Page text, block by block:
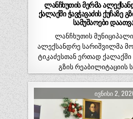
ლანჩხუთის მერმა
ქალაქში ჭავჭავაძის ქუჩაზე
სამუშაოები
ლანჩხუთის
ალექსანდრე სარიშვილმა
ტიკაძესთან ერთად ქალაქში
გზის რეაბილიტაციის
ᲘᲕᲜᲘᲡᲘ 2,